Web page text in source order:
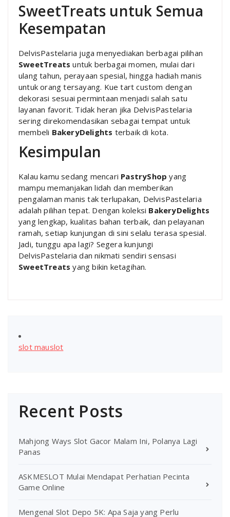
SweetTreats untuk Semua
Kesempatan
DelvisPastelaria juga menyediakan berbagai pilihan
SweetTreats untuk berbagai momen, mulai dari
ulang tahun, perayaan spesial, hingga hadiah manis
untuk orang tersayang. Kue tart custom dengan
dekorasi sesuai permintaan menjadi salah satu
layanan favorit. Tidak heran jika DelvisPastelaria
sering direkomendasikan sebagai tempat untuk
membeli BakeryDelights terbaik di kota.
Kesimpulan
Kalau kamu sedang mencari PastryShop yang
mampu memanjakan lidah dan memberikan
pengalaman manis tak terlupakan, DelvisPastelaria
adalah pilihan tepat. Dengan koleksi BakeryDelights
yang lengkap, kualitas bahan terbaik, dan pelayanan
ramah, setiap kunjungan di sini selalu terasa spesial.
Jadi, tunggu apa lagi? Segera kunjungi
DelvisPastelaria dan nikmati sendiri sensasi
SweetTreats yang bikin ketagihan.
slot mauslot
Recent Posts
Mahjong Ways Slot Gacor Malam Ini, Polanya Lagi
Panas
ASKMESLOT Mulai Mendapat Perhatian Pecinta
Game Online
Mengenal Slot Depo 5K: Apa Saja yang Perlu